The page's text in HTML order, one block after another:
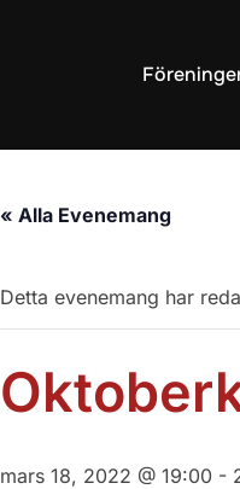
« Alla Evenemang
Detta evenemang har
mars 18, 2022 @ 19:00 -